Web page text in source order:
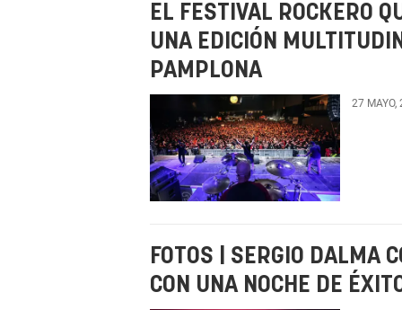
EL FESTIVAL ROCKERO
UNA EDICIÓN
PAMPLONA
27 MAYO,
FOTOS | SERGIO DALMA
CON UNA NOCHE DE